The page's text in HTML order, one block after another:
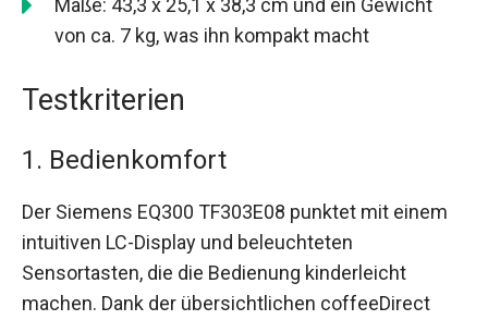
Maße: 43,3 x 25,1 x 38,3 cm und ein Gewicht
von ca. 7 kg, was ihn kompakt macht
Testkriterien
1. Bedienkomfort
Der Siemens EQ300 TF303E08 punktet mit einem
intuitiven LC-Display und beleuchteten
Sensortasten, die die Bedienung kinderleicht
machen. Dank der übersichtlichen coffeeDirect